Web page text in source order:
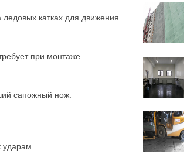
катках для движения
при монтаже
сапожный нож.